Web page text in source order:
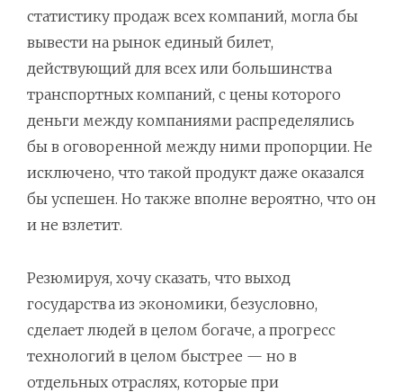
статистику продаж всех компаний, могла бы
вывести на рынок единый билет,
действующий для всех или большинства
транспортных компаний, с цены которого
деньги между компаниями распределялись
бы в оговоренной между ними пропорции. Не
исключено, что такой продукт даже оказался
бы успешен. Но также вполне вероятно, что он
и не взлетит.
Резюмируя, хочу сказать, что выход
государства из экономики, безусловно,
сделает людей в целом богаче, а прогресс
технологий в целом быстрее — но в
отдельных отраслях, которые при